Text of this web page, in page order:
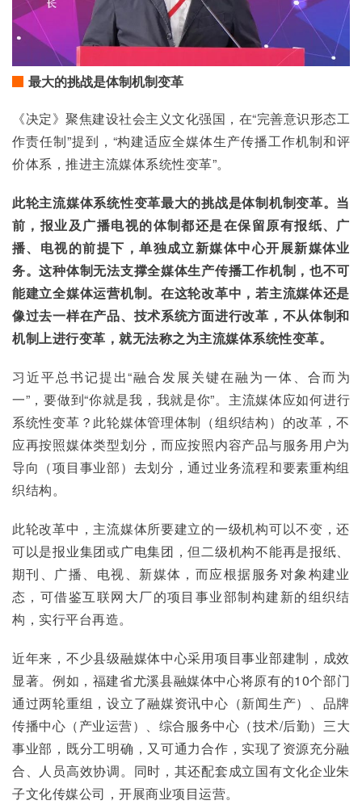
最大的挑战是体制机制变革
《决定》聚焦建设社会主义文化强国，在“完善意识形态工
作责任制”提到，“构建适应全媒体生产传播工作机制和评
价体系，推进主流媒体系统性变革”。
此轮主流媒体系统性变革最大的挑战是体制机制变革。当
前，报业及广播电视的体制都还是在保留原有报纸、广
播、电视的前提下，单独成立新媒体中心开展新媒体业
务。这种体制无法支撑全媒体生产传播工作机制，也不可
能建立全媒体运营机制。在这轮改革中，若主流媒体还是
像过去一样在产品、技术系统方面进行改革，不从体制和
机制上进行变革，就无法称之为主流媒体系统性变革。
习近平总书记提出“融合发展关键在融为一体、合而为
一”，要做到“你就是我，我就是你”。主流媒体应如何进行
系统性变革？此轮媒体管理体制（组织结构）的改革，不
应再按照媒体类型划分，而应按照内容产品与服务用户为
导向（项目事业部）去划分，通过业务流程和要素重构组
织结构。
此轮改革中，主流媒体所要建立的一级机构可以不变，还
可以是报业集团或广电集团，但二级机构不能再是报纸、
期刊、广播、电视、新媒体，而应根据服务对象构建业
态，可借鉴互联网大厂的项目事业部制构建新的组织结
构，实行平台再造。
近年来，不少县级融媒体中心采用项目事业部建制，成效
显著。例如，福建省尤溪县融媒体中心将原有的10个部门
通过两轮重组，设立了融媒资讯中心（新闻生产）、品牌
传播中心（产业运营）、综合服务中心（技术/后勤）三大
事业部，既分工明确，又可通力合作，实现了资源充分融
合、人员高效协调。同时，其还配套成立国有文化企业朱
子文化传媒公司，开展商业项目运营。